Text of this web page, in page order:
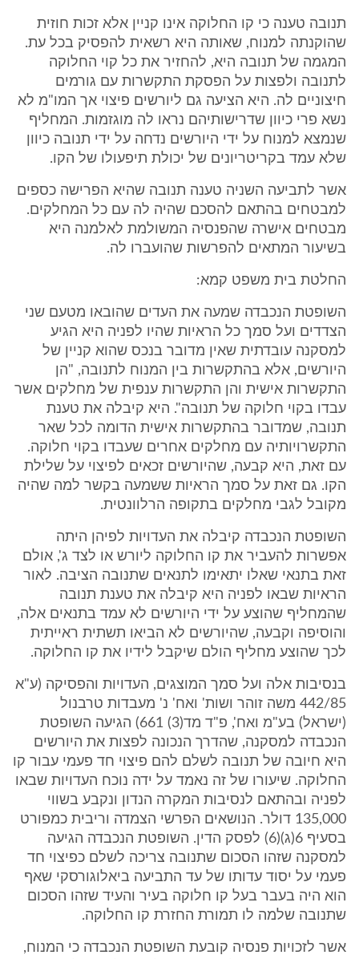
תנובה טענה כי קו החלוקה אינו קניין אלא זכות חוזית
שהוקנתה למנוח, שאותה היא רשאית להפסיק בכל עת.
המגמה של תנובה היא, להחזיר את כל קוי החלוקה
לתנובה ולפצות על הפסקת התקשרות עם גורמים
חיצוניים לה. היא הציעה גם ליורשים פיצוי אך המו"מ לא
נשא פרי כיוון שדרישותיהם נראו לה מוגזמות. המחליף
שנמצא למנוח על ידי היורשים נדחה על ידי תנובה כיוון
שלא עמד בקריטריונים של יכולת תיפעולו של הקו.
אשר לתביעה השניה טענה תנובה שהיא הפרישה כספים
למבטחים בהתאם להסכם שהיה לה עם כל המחלקים.
מבטחים אישרה שהפנסיה המשולמת לאלמנה היא
בשיעור המתאים להפרשות שהועברו לה.
החלטת בית משפט קמא:
השופטת הנכבדה שמעה את העדים שהובאו מטעם שני
הצדדים ועל סמך כל הראיות שהיו לפניה היא הגיע
למסקנה עובדתית שאין מדובר בנכס שהוא קניין של
היורשים, אלא בהתקשרות בין המנוח לתנובה, "הן
התקשרות אישית והן התקשרות ענפית של מחלקים אשר
עבדו בקוי חלוקה של תנובה". היא קיבלה את טענת
תנובה, שמדובר בהתקשרות אישית הדומה לכל שאר
התקשרויותיה עם מחלקים אחרים שעבדו בקוי חלוקה.
עם זאת, היא קבעה, שהיורשים זכאים לפיצוי על שלילת
הקו. גם זאת על סמך הראיות ששמעה בקשר למה שהיה
מקובל לגבי מחלקים בתקופה הרלוונטית.
השופטת הנכבדה קיבלה את העדויות לפיהן היתה
אפשרות להעביר את קו החלוקה ליורש או לצד ג', אולם
זאת בתנאי שאלו יתאימו לתנאים שתנובה הציבה. לאור
הראיות שבאו לפניה היא קיבלה את טענת תנובה
שהמחליף שהוצע על ידי היורשים לא עמד בתנאים אלה,
והוסיפה וקבעה, שהיורשים לא הביאו תשתית ראייתית
לכך שהוצע מחליף הולם שיקבל לידיו את קו החלוקה.
בנסיבות אלה ועל סמך המוצגים, העדויות והפסיקה (ע"א
442/85 משה זוהר ושות' ואח' נ' מעבדות טרבנול
(ישראל) בע"מ ואח', פ"ד מד(3) 661) הגיעה השופטת
הנכבדה למסקנה, שהדרך הנכונה לפצות את היורשים
היא חיובה של תנובה לשלם להם פיצוי חד פעמי עבור קו
החלוקה. שיעורו של זה נאמד על ידה נוכח העדויות שבאו
לפניה ובהתאם לנסיבות המקרה הנדון ונקבע בשווי
135,000 דולר. הנושאים הפרשי הצמדה וריבית כמפורט
בסעיף 6(ג)(6) לפסק הדין. השופטת הנכבדה הגיעה
למסקנה שזהו הסכום שתנובה צריכה לשלם כפיצוי חד
פעמי על יסוד עדותו של עד התביעה ביאלוגורסקי שאף
הוא היה בעבר בעל קו חלוקה בעיר והעיד שזהו הסכום
שתנובה שלמה לו תמורת החזרת קו החלוקה.
אשר לזכויות פנסיה קובעת השופטת הנכבדה כי המנוח,